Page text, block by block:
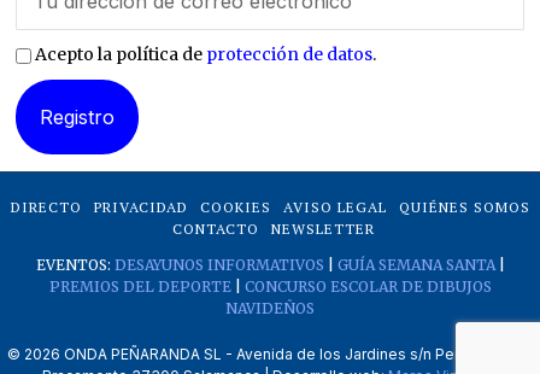
Acepto la política de protección de datos.
DIRECTO PRIVACIDAD COOKIES AVISO LEGAL
QUIÉNES SOMOS
CONTACTO
NEWSLETTER
EVENTOS: DESAYUNOS INFORMATIVOS GUÍA SEMANA SANTA|
PREMIOS DEL DEPORTE| CONCURSO ESCOLAR DE DIBUJOS
NAVIDEÑOS
© 2026 ONDA PEÑARANDA SL - Avenida de los Jardines s/n Peñaranda de